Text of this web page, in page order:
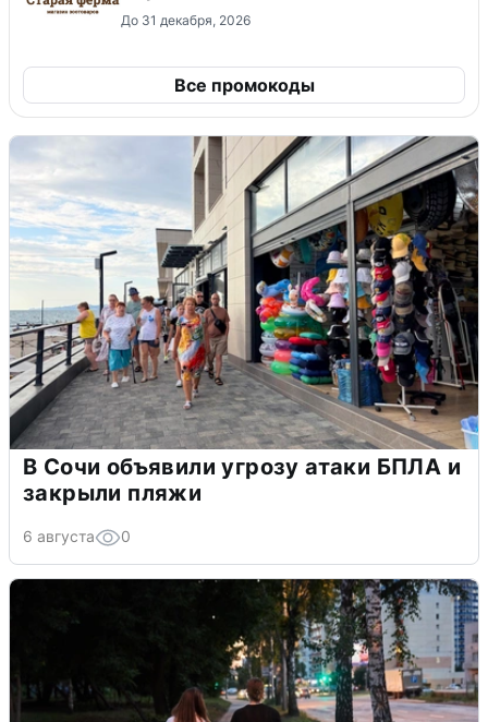
До 31 декабря, 2026
Все промокоды
В Сочи объявили угрозу атаки БПЛА и
закрыли пляжи
6 августа 0